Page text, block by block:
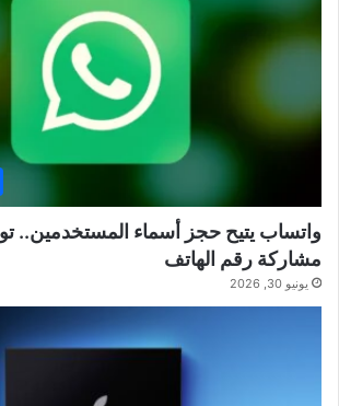
واتساب يتيح حجز أسماء المستخدمين..
مشاركة رقم الهاتف
يونيو 30, 2026